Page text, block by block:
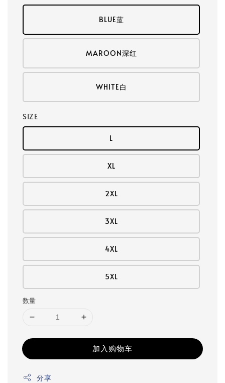
BLUE蓝
MAROON深红
WHITE白
SIZE
L
XL
2XL
3XL
4XL
5XL
数量
加入购物车
分享